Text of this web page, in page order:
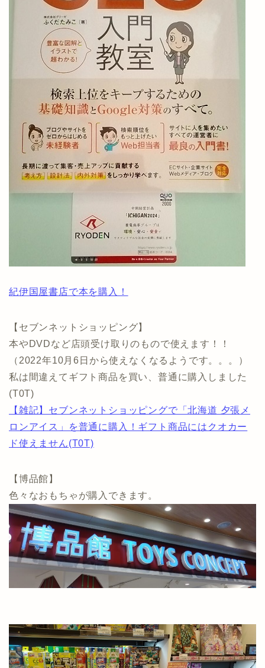
紀伊国屋書店で本を購入！
【セブンネットショッピング】
本やDVDなど店頭受け取りのもので使えます！！
（2022年10月6日から使えなくなるようです。。。）
私は間違えてギフト商品を買い、普通に購入しました
(T0T)
【雑記】セブンネットショッピングで「北海道 夕張メ
ロンアイス」を普通に購入！ギフト商品にはクオカー
ド使えません(T0T)
【博品館】
色々なおもちゃが購入できます。